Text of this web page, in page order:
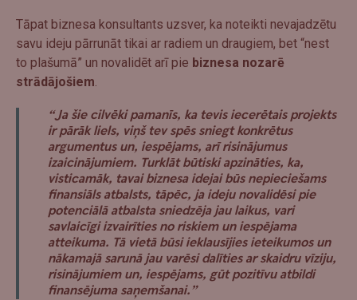
Tāpat biznesa konsultants uzsver, ka noteikti nevajadzētu
savu ideju pārrunāt tikai ar radiem un draugiem, bet “nest
to plašumā” un novalidēt arī pie biznesa nozarē
strādājošiem.
“Ja šie cilvēki pamanīs, ka tevis iecerētais projekts
ir pārāk liels, viņš tev spēs sniegt konkrētus
argumentus un, iespējams, arī risinājumus
izaicinājumiem. Turklāt būtiski apzināties, ka,
visticamāk, tavai biznesa idejai būs nepieciešams
finansiāls atbalsts, tāpēc, ja ideju novalidēsi pie
potenciālā atbalsta sniedzēja jau laikus, vari
savlaicīgi izvairīties no riskiem un iespējama
atteikuma. Tā vietā būsi ieklausījies ieteikumos un
nākamajā sarunā jau varēsi dalīties ar skaidru vīziju,
risinājumiem un, iespējams, gūt pozitīvu atbildi
finansējuma saņemšanai.”